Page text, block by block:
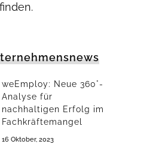
weEmploy: Neue 360°-
Analyse für
nachhaltigen Erfolg im
Fachkräftemangel
16 Oktober, 2023